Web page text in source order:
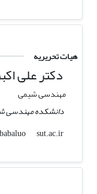
هیات تحریریه
دکتر علی
مهندسی شیمی
دانشکده مهندسی
a.babaluo
sut.ac.ir